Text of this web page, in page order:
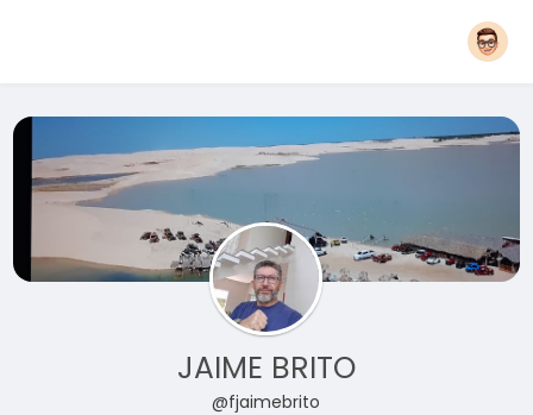
JAIME BRITO
@fjaimebrito